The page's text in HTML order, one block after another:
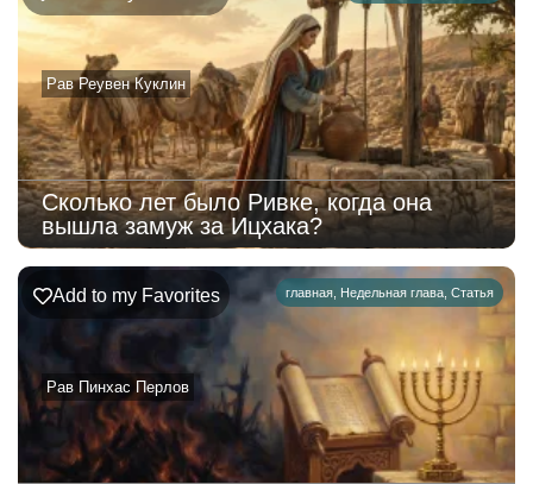
Рав Реувен Куклин
Сколько лет было Ривке, когда она
вышла замуж за Ицхака?
главная Недельная глава Статья
Рав Пинхас Перлов
Add to my Favorites